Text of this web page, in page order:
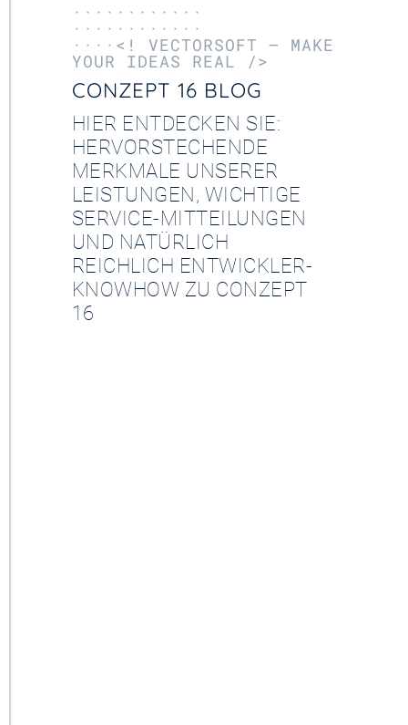
············
············
····<! VECTORSOFT – MAKE
YOUR IDEAS REAL />
CONZEPT 16 BLOG
HIER ENTDECKEN SIE:
HERVORSTECHENDE
MERKMALE UNSERER
LEISTUNGEN, WICHTIGE
SERVICE-MITTEILUNGEN
UND NATÜRLICH
REICHLICH ENTWICKLER-
KNOWHOW ZU CONZEPT
16